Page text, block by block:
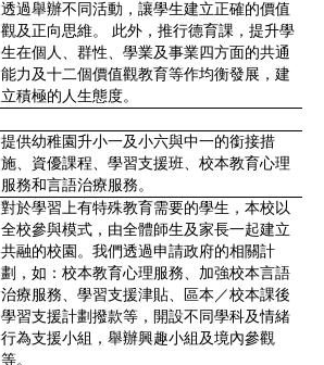
透過舉辦不同活動，讓學生建立正確的價值
觀及正向思維。 此外，推行德育課，提升學
生在個人、群性、學業及事業四方面的共通
能力及十二個價值觀教育等作均衡發展，建
立積極的人生態度。
提供幼稚園升小一及小六與中一的銜接措
施、資優課程、學習支援班、校本教育心理
服務和言語治療服務。
對於學習上有特殊教育需要的學生，本校以
全校參與模式，由全體師生及家長一起建立
共融的校園。我們透過申請政府的相關計
劃，如：校本教育心理服務、加強校本言語
治療服務、學習支援津貼、區本／校本課後
學習支援計劃撥款等，開設不同學科及情緒
行為支援小組，舉辦興趣小組及境內參觀
等。